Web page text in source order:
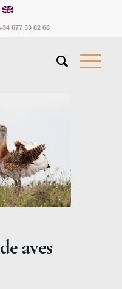
677 53 82 68
aves